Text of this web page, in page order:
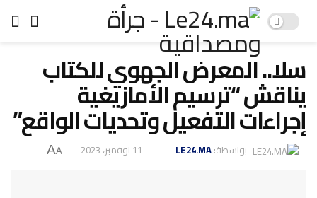
سلا.. المعرض الجهوي للكتاب
يناقش “ترسيم الأمازيغية
إجراءات التفعيل وتحديات الواقع”
بواسطة:LE24.MA 11 نوفمبر، 2023 A
A